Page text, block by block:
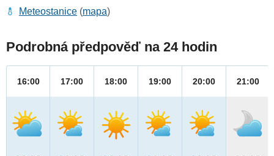
Meteostanice (mapa)
Podrobná předpověď na 24 hodin
16:00 17:00 18:00 19:00 20:00 21:00